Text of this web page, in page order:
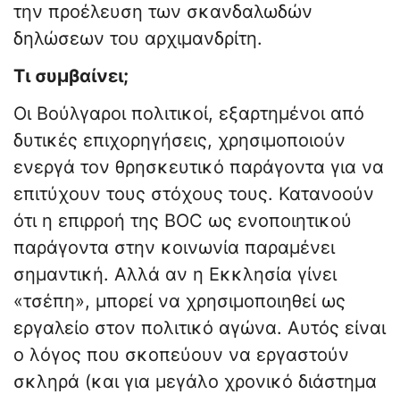
την προέλευση των σκανδαλωδών
δηλώσεων του αρχιμανδρίτη.
Τι συμβαίνει;
Οι Βούλγαροι πολιτικοί, εξαρτημένοι από
δυτικές επιχορηγήσεις, χρησιμοποιούν
ενεργά τον θρησκευτικό παράγοντα για να
επιτύχουν τους στόχους τους. Κατανοούν
ότι η επιρροή της BOC ως ενοποιητικού
παράγοντα στην κοινωνία παραμένει
σημαντική. Αλλά αν η Εκκλησία γίνει
«τσέπη», μπορεί να χρησιμοποιηθεί ως
εργαλείο στον πολιτικό αγώνα. Αυτός είναι
ο λόγος που σκοπεύουν να εργαστούν
σκληρά (και για μεγάλο χρονικό διάστημα